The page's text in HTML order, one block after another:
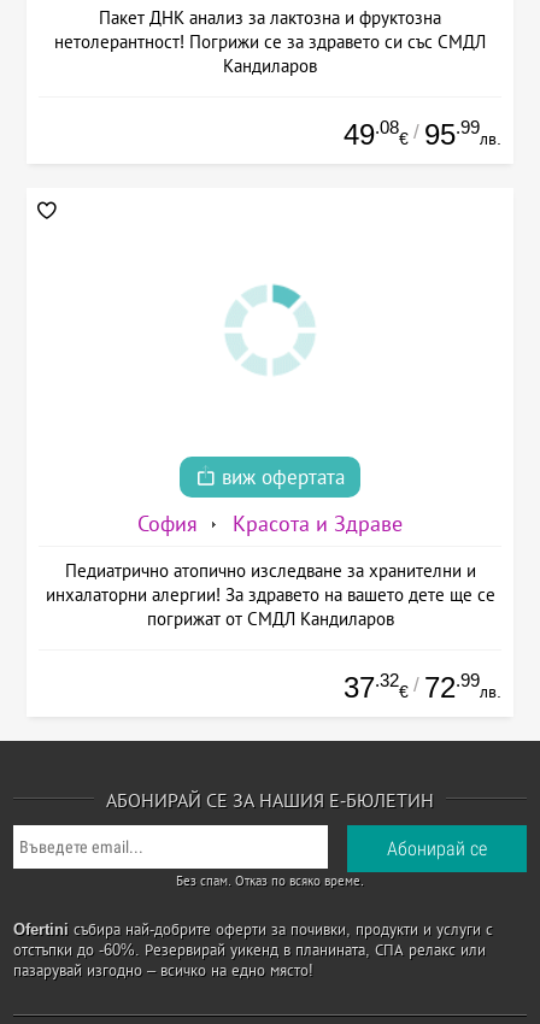
Пакет ДНК анализ за лактозна и фруктозна
нетолерантност! Погрижи се за здравето си със СМДЛ
Кандиларов
49.08
€ / 95.99
лв.
виж офертата
София Красота и Здраве
Педиатрично атопично изследване за хранителни и
инхалаторни алергии! За здравето на вашето дете ще се
погрижат от СМДЛ Кандиларов
37.32
€ / 72.99
лв.
АБОНИРАЙ СЕ ЗА НАШИЯ Е-БЮЛЕТИН
Без спам. Отказ по всяко време.
Ofertini събира най-добрите оферти за почивки, продукти и услуги с
отстъпки до -60%. Резервирай уикенд в планината, СПА релакс или
пазарувай изгодно – всичко на едно място!